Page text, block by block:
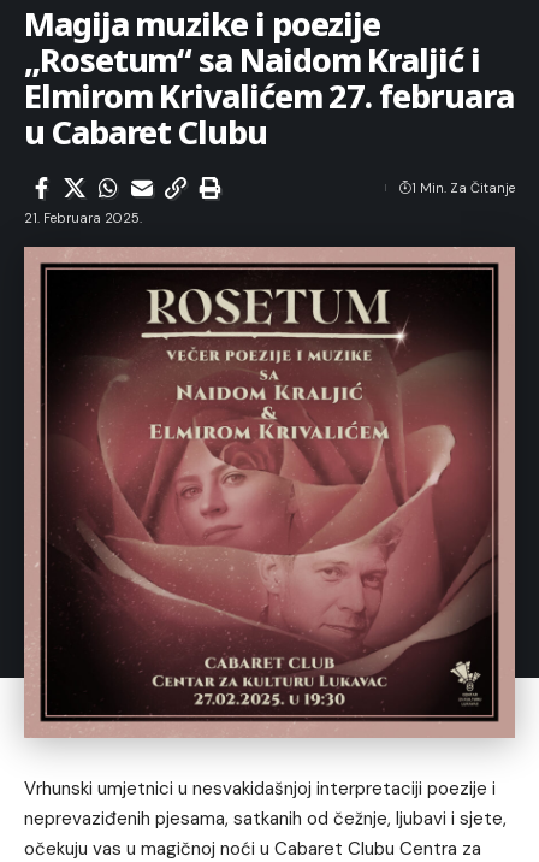
Magija muzike i poezije
„Rosetum“ sa Naidom Kraljić i
Elmirom Krivalićem 27. februara
u Cabaret Clubu
21. Februara 2025.
1 Min. Za Čitanje
Vrhunski umjetnici u nesvakidašnjoj interpretaciji poezije i
neprevaziđenih pjesama, satkanih od čežnje, ljubavi i sjete,
očekuju vas u magičnoj noći u Cabaret Clubu Centra za